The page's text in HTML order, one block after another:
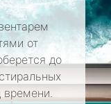
от
до
времени.